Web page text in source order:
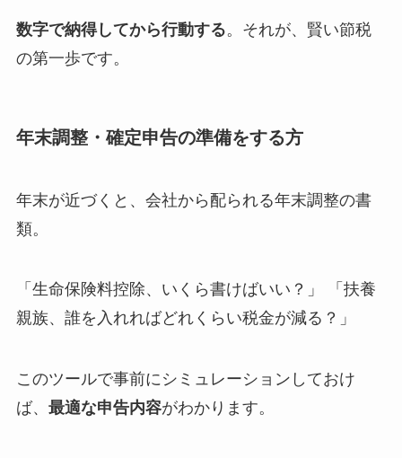
数字で納得してから行動する。それが、賢い節税
の第一歩です。
年末調整・確定申告の準備をする方
年末が近づくと、会社から配られる年末調整の書
類。
「生命保険料控除、いくら書けばいい？」 「扶養
親族、誰を入れればどれくらい税金が減る？」
このツールで事前にシミュレーションしておけ
ば、 最適な申告内容がわかります。